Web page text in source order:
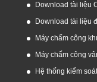
Download tài liệu
Download tài liệu
Máy chấm công
Máy chấm công
Hệ thống kiểm